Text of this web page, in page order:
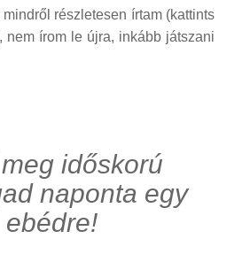
részletesen írtam (kattints
nem írom le újra, inkább játszani
időskorú
naponta egy
ebédre!